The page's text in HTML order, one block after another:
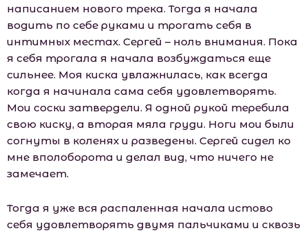
написанием нового трека. Тогда я начала
водить по себе руками и трогать себя в
интимных местах. Сергей – ноль внимания. Пока
я себя трогала я начала возбуждаться еще
сильнее. Моя киска увлажнилась, как всегда
когда я начинала сама себя удовлетворять.
Мои соски затвердели. Я одной рукой теребила
свою киску, а вторая мяла груди. Ноги мои были
согнуты в коленях и разведены. Сергей сидел ко
мне вполоборота и делал вид, что ничего не
замечает.
Тогда я уже вся распаленная начала истово
себя удовлетворять двумя пальчиками и сквозь